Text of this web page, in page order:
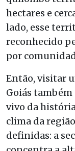
hectares e
lado, esse
reconhecido
por
Então, visitar
Goiás
vivo da
clima da
definidas: a